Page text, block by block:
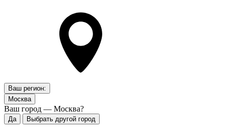
Ваш регион:
Москва
Ваш город — Москва?
Да Выбрать другой город